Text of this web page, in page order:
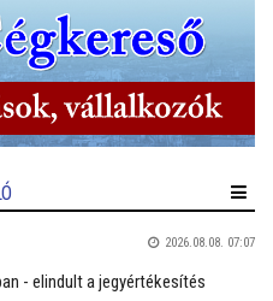
2026.08.08. 07:07
- elindult a jegyértékesítés